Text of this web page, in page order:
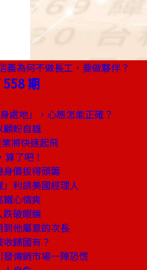
義為何不做長工，要做夥伴？
558 期
處地」，心態怎能正確？
顧盼自雄
將快速起飛
了吧！
價拔得頭籌
」利誘美國經理人
鐵心情爽
跌破眼鏡
他屬意的次長
歸國有？
發傳銷市場一陣恐慌